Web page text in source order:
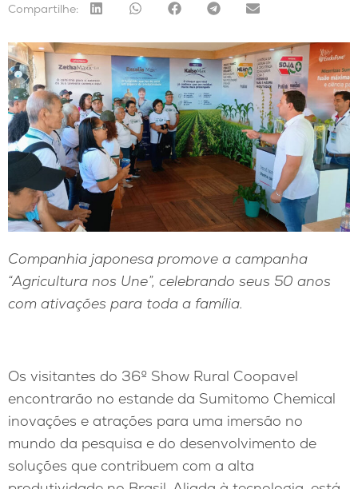
Compartilhe:
Companhia japonesa promove a campanha
“Agricultura nos Une”, celebrando seus 50 anos
com ativações para toda a família.
Os visitantes do 36º Show Rural Coopavel
encontrarão no estande da Sumitomo Chemical
inovações e atrações para uma imersão no
mundo da pesquisa e do desenvolvimento de
soluções que contribuem com a alta